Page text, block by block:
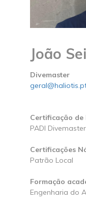
João
Divemaster
Certificação de
PADI Divemaster
Certificações
Patrão Local
Formação
Engenharia do